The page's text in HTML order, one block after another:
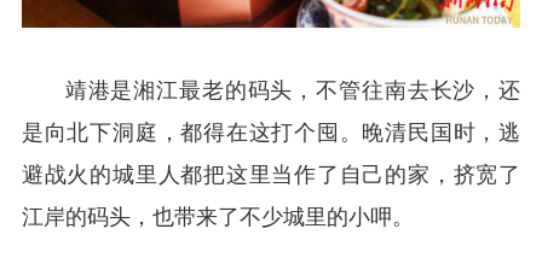
靖港是湘江最老的码头，不管往南去长沙，还
是向北下洞庭，都得在这打个囤。晚清民国时，逃
避战火的城里人都把这里当作了自己的家，挤宽了
江岸的码头，也带来了不少城里的小呷。